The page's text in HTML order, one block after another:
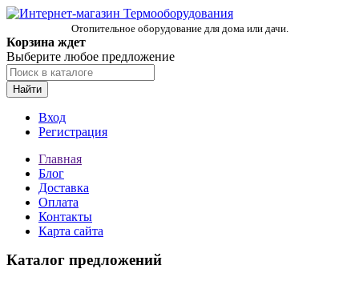
Отопительное оборудование для дома или дачи.
Корзина ждет
Выберите любое предложение
Найти
Вход
Регистрация
Главная
Блог
Доставка
Оплата
Контакты
Карта сайта
Каталог предложений